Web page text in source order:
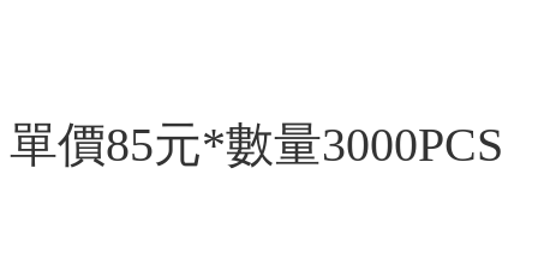
單價85元*數量3000PCS